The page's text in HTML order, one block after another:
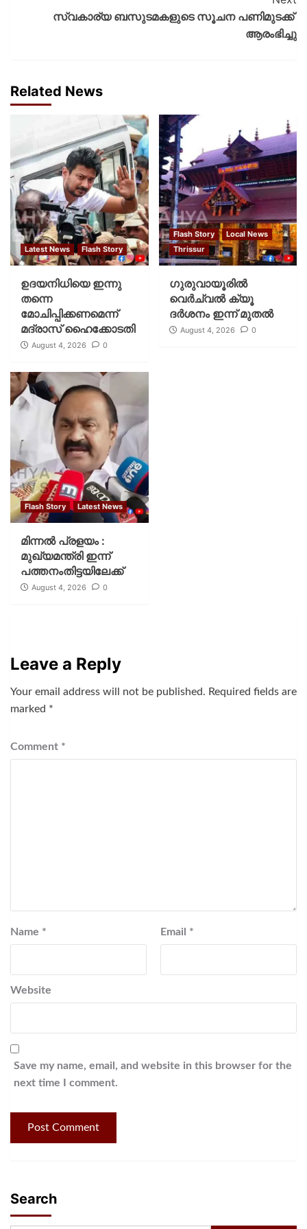
സ്വകാര്യ ബസുടമകളുടെ സൂചന പണിമുടക്ക്
ആരംഭിച്ചു
Related News
Latest News Flash Story
ഉദയനിധിയെ ഇന്നു
തന്നെ
മോചിപ്പിക്കണമെന്ന്
മദ്രാസ് ഹൈക്കോടതി
August 4, 2026 0
Flash Story
Local News
Thrissur
ഗുരുവായൂരില്‍
വെര്‍ച്വല്‍ ക്യൂ
ദര്‍ശനം ഇന്ന് മുതല്‍
August 4, 2026 0
Flash Story Latest News
മിന്നല്‍ പ്രളയം :
മുഖ്യമന്ത്രി ഇന്ന്
പത്തനംതിട്ടയിലേക്ക്
August 4, 2026 0
Leave a Reply
Your email address will not be published. Required fields are
marked *
Comment *
Name * Email *
Website
Save my name, email, and website in this browser for the
next time I comment.
Search